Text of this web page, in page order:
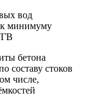
вод​
к минимуму
бетона
составу стоков
числе,